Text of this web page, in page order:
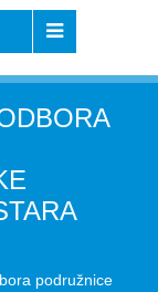
podružnice